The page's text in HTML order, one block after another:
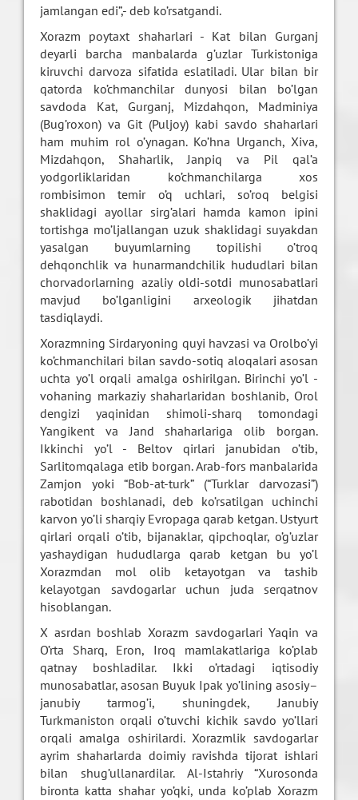
jamlangan edi”,- deb ko’rsatgandi.
Xorazm poytaxt shaharlari - Kat bilan Gurganj
deyarli barcha manbalarda g’uzlar Turkistoniga
kiruvchi darvoza sifatida eslatiladi. Ular bilan bir
qatorda ko’chmanchilar dunyosi bilan bo’lgan
savdoda Kat, Gurganj, Mizdahqon, Madminiya
(Bug’roxon) va Git (Puljoy) kabi savdo shaharlari
ham muhim rol o’ynagan. Ko’hna Urganch, Xiva,
Mizdahqon, Shaharlik, Janpiq va Pil qal’a
yodgorliklaridan ko’chmanchilarga xos
rombisimon temir o’q uchlari, so’roq belgisi
shaklidagi ayollar sirg’alari hamda kamon ipini
tortishga mo’ljallangan uzuk shaklidagi suyakdan
yasalgan buyumlarning topilishi o’troq
dehqonchlik va hunarmandchilik hududlari bilan
chorvadorlarning azaliy oldi-sotdi munosabatlari
mavjud bo’lganligini arxeologik jihatdan
tasdiqlaydi.
Xorazmning Sirdaryoning quyi havzasi va Orolbo’yi
ko’chmanchilari bilan savdo-sotiq aloqalari asosan
uchta yo’l orqali amalga oshirilgan. Birinchi yo’l -
vohaning markaziy shaharlaridan boshlanib, Orol
dengizi yaqinidan shimoli-sharq tomondagi
Yangikent va Jand shaharlariga olib borgan.
Ikkinchi yo’l - Beltov qirlari janubidan o’tib,
Sarlitomqalaga etib borgan. Arab-fors manbalarida
Zamjon yoki “Bob-at-turk” (“Turklar darvozasi”)
rabotidan boshlanadi, deb ko’rsatilgan uchinchi
karvon yo’li sharqiy Evropaga qarab ketgan. Ustyurt
qirlari orqali o’tib, bijanaklar, qipchoqlar, o’g’uzlar
yashaydigan hududlarga qarab ketgan bu yo’l
Xorazmdan mol olib ketayotgan va tashib
kelayotgan savdogarlar uchun juda serqatnov
hisoblangan.
X asrdan boshlab Xorazm savdogarlari Yaqin va
O’rta Sharq, Eron, Iroq mamlakatlariga ko’plab
qatnay boshladilar. Ikki o’rtadagi iqtisodiy
munosabatlar, asosan Buyuk Ipak yo’lining asosiy–
janubiy tarmog’i, shuningdek, Janubiy
Turkmaniston orqali o’tuvchi kichik savdo yo’llari
orqali amalga oshirilardi. Xorazmlik savdogarlar
ayrim shaharlarda doimiy ravishda tijorat ishlari
bilan shug’ullanardilar. Al-Istahriy “Xurosonda
bironta katta shahar yo’qki, unda ko’plab Xorazm